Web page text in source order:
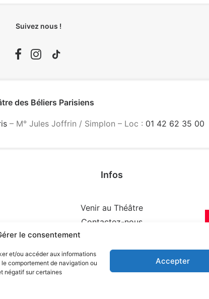
le consentement
et/ou accéder aux informations
comportement de navigation ou
négatif sur certaines
Accepter
Suivez nous !
des Béliers Parisiens
– M° Jules Joffrin / Simplon – Loc : 01 42 62 35 00
Infos
Venir au Théâtre
Contactez-nous
Agence Web
Politique de cookies (UE)